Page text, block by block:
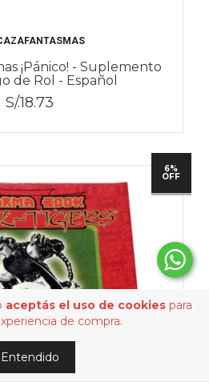
aceptás el uso de cookiespara
de compra.
Entendido
¡Pánico! - Suplemento
de Rol - Español
S/.18.73
6%
OFF